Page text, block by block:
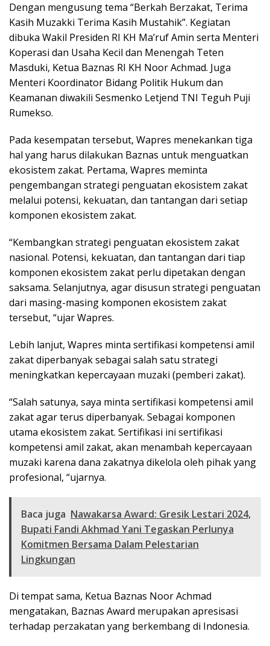
Dengan mengusung tema “Berkah Berzakat, Terima
Kasih Muzakki Terima Kasih Mustahik”. Kegiatan
dibuka Wakil Presiden RI KH Ma’ruf Amin serta Menteri
Koperasi dan Usaha Kecil dan Menengah Teten
Masduki, Ketua Baznas RI KH Noor Achmad. Juga
Menteri Koordinator Bidang Politik Hukum dan
Keamanan diwakili Sesmenko Letjend TNI Teguh Puji
Rumekso.
Pada kesempatan tersebut, Wapres menekankan tiga
hal yang harus dilakukan Baznas untuk menguatkan
ekosistem zakat. Pertama, Wapres meminta
pengembangan strategi penguatan ekosistem zakat
melalui potensi, kekuatan, dan tantangan dari setiap
komponen ekosistem zakat.
“Kembangkan strategi penguatan ekosistem zakat
nasional. Potensi, kekuatan, dan tantangan dari tiap
komponen ekosistem zakat perlu dipetakan dengan
saksama. Selanjutnya, agar disusun strategi penguatan
dari masing-masing komponen ekosistem zakat
tersebut, “ujar Wapres.
Lebih lanjut, Wapres minta sertifikasi kompetensi amil
zakat diperbanyak sebagai salah satu strategi
meningkatkan kepercayaan muzaki (pemberi zakat).
“Salah satunya, saya minta sertifikasi kompetensi amil
zakat agar terus diperbanyak. Sebagai komponen
utama ekosistem zakat. Sertifikasi ini sertifikasi
kompetensi amil zakat, akan menambah kepercayaan
muzaki karena dana zakatnya dikelola oleh pihak yang
profesional, “ujarnya.
Baca juga Nawakarsa Award: Gresik Lestari 2024,
Bupati Fandi Akhmad Yani Tegaskan Perlunya
Komitmen Bersama Dalam Pelestarian
Lingkungan
Di tempat sama, Ketua Baznas Noor Achmad
mengatakan, Baznas Award merupakan apresisasi
terhadap perzakatan yang berkembang di Indonesia.